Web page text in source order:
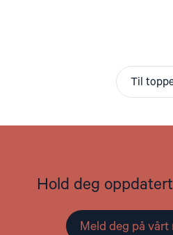
Til
Hold deg
Meld deg på